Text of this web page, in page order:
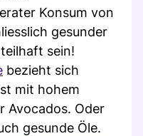
Konsum von
gesunder
sein!
bezieht sich
mit hohem
Avocados. Oder
gesunde Öle.